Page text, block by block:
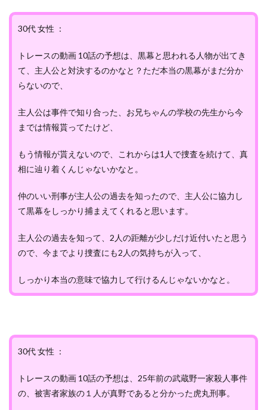
30代 女性 ：
トレースの動画 10話の予想は、黒幕と思われる人物が出てき
て、主人公と対決するのかなと？ただ本当の黒幕がまだ分か
らないので、
主人公は事件で知り合った、お兄ちゃんの学校の先生から今
までは情報貰ってたけど、
もう情報が貰えないので、これからは1人で捜査を続けて、真
相に辿り着くんじゃないかなと。
仲のいい刑事が主人公の過去を知ったので、主人公に協力し
て黒幕をしっかり捕まえてくれると思います。
主人公の過去を知って、2人の距離が少しだけ近付いたと思う
ので、今までより捜査にも2人の気持ちが入って、
しっかり本当の意味で協力して行けるんじゃないかなと。
30代 女性 ：
トレースの動画 10話の予想は、25年前の武蔵野一家殺人事件
の、被害者家族の１人が真野であると分かった虎丸刑事。